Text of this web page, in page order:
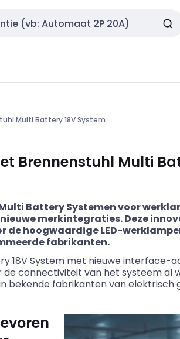
Multi Battery 18V System
Brennenstuhl Multi
Battery Systemen voor
merkintegraties.Deze
de hoogwaardige LED-
fabrikanten.
18V System met nieuwe
connectiviteit van het systeem al
bekende fabrikanten van elektrisch